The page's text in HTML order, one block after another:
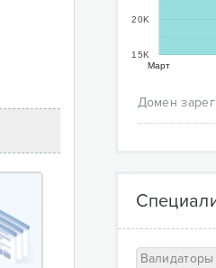
Март
15K
20K
Домен
Валидаторы